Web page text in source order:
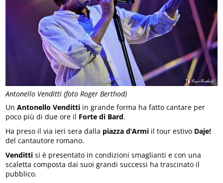
Antonello Venditti (foto Roger Berthod)
UnAntonello Venditti in grande forma ha fatto cantare per
poco più di due ore il Forte di Bard.
Ha preso il via ieri sera dalla piazza d’Armi il tour estivo Daje!
del cantautore romano.
Venditti si è presentato in condizioni smaglianti e con una
scaletta composta dai suoi grandi successi ha trascinato il
pubblico.